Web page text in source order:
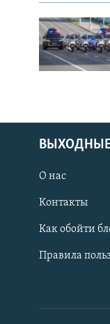
О нас
Контакты
Как обойти
Правила